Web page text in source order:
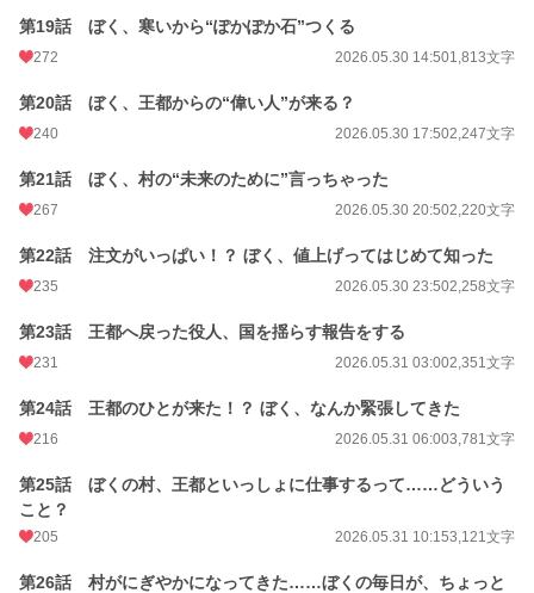
第19話 ぼく、寒いから“ぽかぽか石”つくる
272 2026.05.30 14:501,813文字
第20話 ぼく、王都からの“偉い人”が来る？
240 2026.05.30 17:502,247文字
第21話 ぼく、村の“未来のために”言っちゃった
267 2026.05.30 20:502,220文字
第22話 注文がいっぱい！？ ぼく、値上げってはじめて知った
235 2026.05.30 23:502,258文字
第23話 王都へ戻った役人、国を揺らす報告をする
231 2026.05.31 03:002,351文字
第24話 王都のひとが来た！？ ぼく、なんか緊張してきた
216 2026.05.31 06:003,781文字
第25話 ぼくの村、王都といっしょに仕事するって……どういう
こと？
205 2026.05.31 10:153,121文字
第26話 村がにぎやかになってきた……ぼくの毎日が、ちょっと